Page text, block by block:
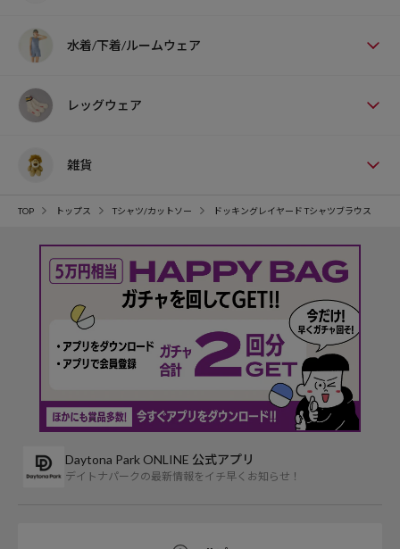
水着/下着/ルームウェア
レッグウェア
雑貨
TOP トップス Tシャツ/カットソー ドッキングレイヤード Tシャツブラウス
Daytona Park ONLINE 公式アプリ
デイトナパークの最新情報をイチ早くお知らせ！